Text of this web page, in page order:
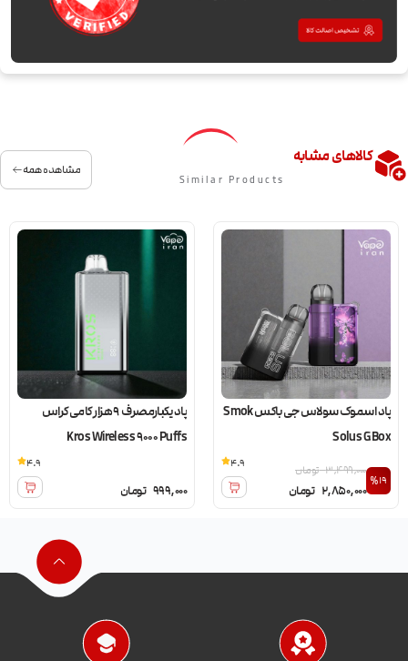
کالاهای مشابه
Similar Products
مشاهده همه
پاد اسموک سولاس جی باکس Smok
Solus G Box
%19
3,499,000 تومان
2,850,000 تومان
4.9
پاد یکبارمصرف 9 هزار کامی کراس
Kros Wireless 9000 Puffs
999,000 تومان
4.9